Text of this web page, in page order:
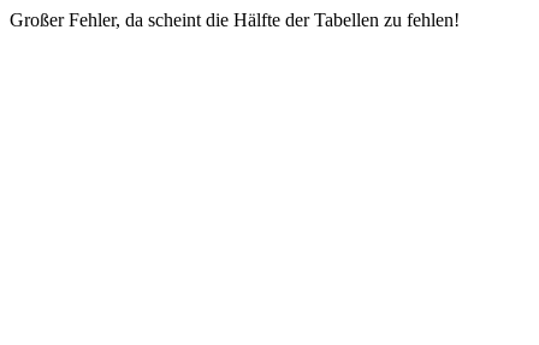
Großer Fehler, da scheint die Hälfte der Tabellen zu fehlen!